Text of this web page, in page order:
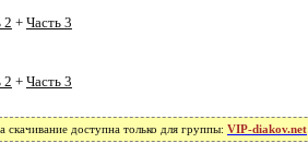
2 + Часть 3
2 + Часть 3
скачивание доступна только для группы: VIP-diakov.net